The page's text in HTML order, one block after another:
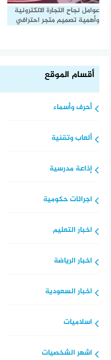
عوامل نجاح التجارة الالكترونية
وأهمية تصميم متجر احترافي
أقسام الموقع
أحرف وأسماء
ألعاب وتقنية
إذاعة مدرسية
اجرائات حكومية
اخبار التعليم
اخبار الرياضة
اخبار السعودية
اسلاميات
اشهر الشخصيات